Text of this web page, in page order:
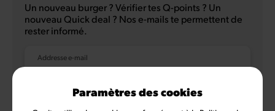
Un nouveau burger ? Vérifier tes Q-points ? Un
nouveau Quick deal ? Nos e-mails te permettent de
rester informé.
Addresse e-mail
Paramètres des cookies